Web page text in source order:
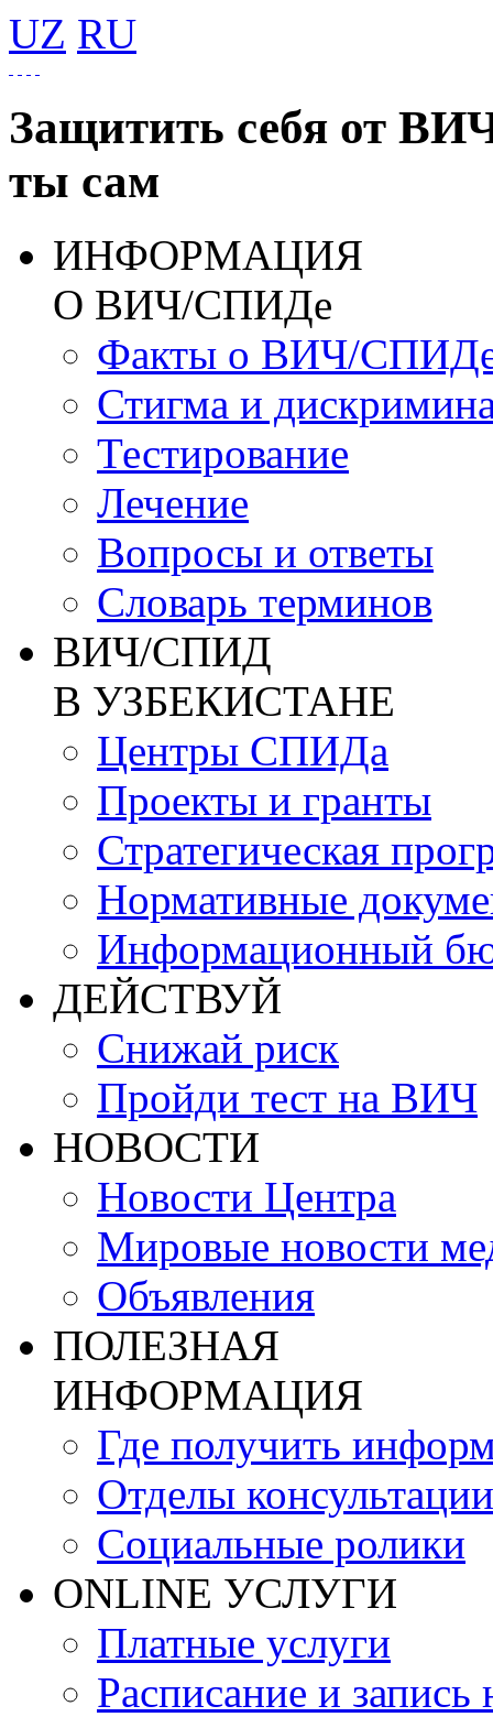
UZ RU
Защитить себя от
ты сам
ИНФОРМАЦИЯ
О ВИЧ/СПИДе
Факты о ВИЧ/
Стигма и
Тестирование
Лечение
Вопросы и ответы
Словарь терминов
ВИЧ/СПИД
В УЗБЕКИСТАНЕ
Центры СПИДа
Проекты и гранты
Стратегическая
Нормативные
Информационный
ДЕЙСТВУЙ
Снижай риск
Пройди тест на ВИЧ
НОВОСТИ
Новости Центра
Мировые новости
Объявления
ПОЛЕЗНАЯ
ИНФОРМАЦИЯ
Где получить
Отделы консультации
Социальные ролики
ONLINE УСЛУГИ
Платные услуги
Расписание и запись